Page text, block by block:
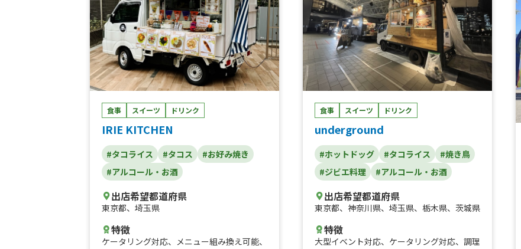
食事 スイーツ ドリンク
IRIE KITCHEN
#タコライス #タコス
#お好み焼き
#アルコール・お酒
出店希望都道府県
東京都、 埼玉県
特徴
ケータリング対応、 メニュー組み換え可能、
食事 スイーツ ドリンク
underground
#ホットドッグ #タコライス
#焼き鳥
#ジビエ料理
#アルコール・お酒
出店希望都道府県
東京都、 神奈川県、 埼玉県、 栃木県、 茨城県
特徴
大型イベント対応、 ケータリング対応、 調理